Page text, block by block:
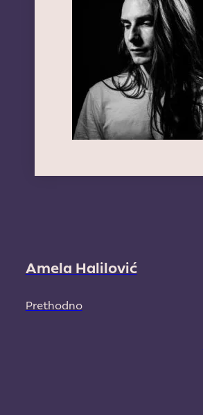
Prethodno
Amela Halilović